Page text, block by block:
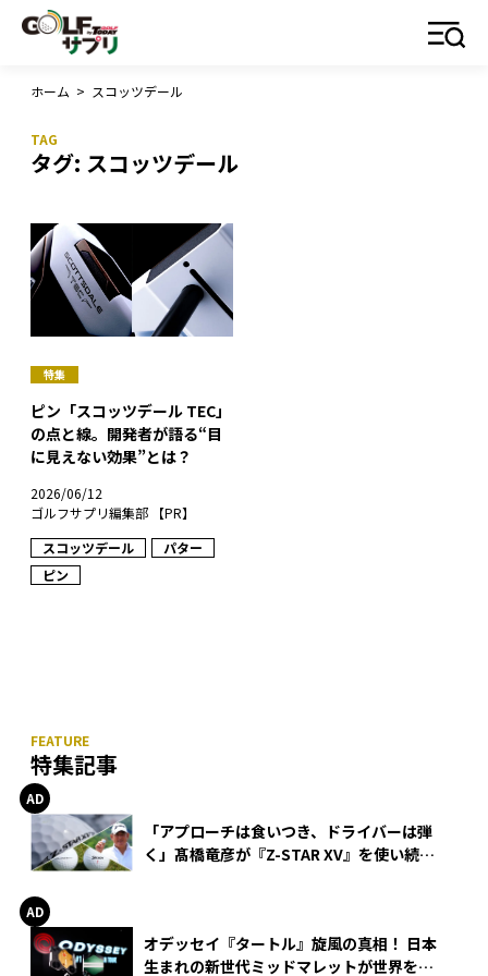
ホーム > スコッツデール
タグ: スコッツデール
特集
ピン「スコッツデール TEC」
の点と線。開発者が語る“目
に見えない効果”とは？
2026/06/12
ゴルフサプリ編集部 【PR】
スコッツデール
パター
ピン
特集記事
「アプローチは食いつき、ドライバーは弾
く」髙橋竜彦が『Z-STAR XV』を使い続け
オデッセイ『タートル』旋風の真相！ 日本
生まれの新世代ミッドマレットが世界を席